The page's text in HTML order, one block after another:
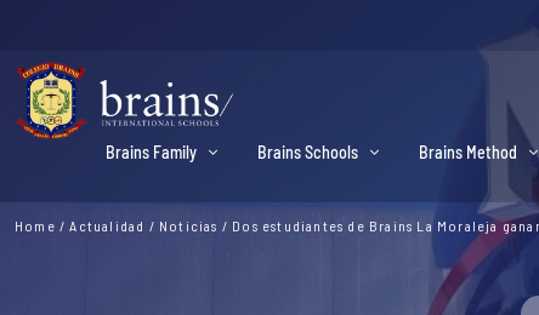
Brains Family Brains Schools Brains Method
Home /Actualidad / Noticias / Dos estudiantes de Brains La Moraleja